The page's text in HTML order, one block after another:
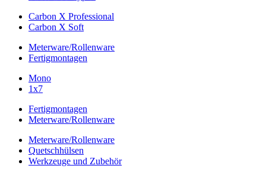
Carbon X Professional
Carbon X Soft
Meterware/Rollenware
Fertigmontagen
Mono
1x7
Fertigmontagen
Meterware/Rollenware
Meterware/Rollenware
Quetschhülsen
Werkzeuge und Zubehör